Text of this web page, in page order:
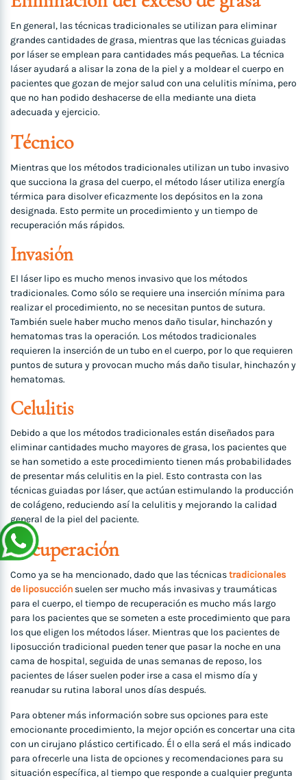
En general, las técnicas tradicionales se utilizan para eliminar
grandes cantidades de grasa, mientras que las técnicas guiadas
por láser se emplean para cantidades más pequeñas. La técnica
láser ayudará a alisar la zona de la piel y a moldear el cuerpo en
pacientes que gozan de mejor salud con una celulitis mínima, pero
que no han podido deshacerse de ella mediante una dieta
adecuada y ejercicio.
Técnico
Mientras que los métodos tradicionales utilizan un tubo invasivo
que succiona la grasa del cuerpo, el método láser utiliza energía
térmica para disolver eficazmente los depósitos en la zona
designada. Esto permite un procedimiento y un tiempo de
recuperación más rápidos.
Invasión
El láser lipo es mucho menos invasivo que los métodos
tradicionales. Como sólo se requiere una inserción mínima para
realizar el procedimiento, no se necesitan puntos de sutura.
También suele haber mucho menos daño tisular, hinchazón y
hematomas tras la operación. Los métodos tradicionales
requieren la inserción de un tubo en el cuerpo, por lo que requieren
puntos de sutura y provocan mucho más daño tisular, hinchazón y
hematomas.
Celulitis
Debido a que los métodos tradicionales están diseñados para
eliminar cantidades mucho mayores de grasa, los pacientes que
se han sometido a este procedimiento tienen más probabilidades
de presentar más celulitis en la piel. Esto contrasta con las
técnicas guiadas por láser, que actúan estimulando la producción
de colágeno, reduciendo así la celulitis y mejorando la calidad
general de la piel del paciente.
Recuperación
Como ya se ha mencionado, dado que las técnicastradicionales
de liposucción suelen ser mucho más invasivas y traumáticas
para el cuerpo, el tiempo de recuperación es mucho más largo
para los pacientes que se someten a este procedimiento que para
los que eligen los métodos láser. Mientras que los pacientes de
liposucción tradicional pueden tener que pasar la noche en una
cama de hospital, seguida de unas semanas de reposo, los
pacientes de láser suelen poder irse a casa el mismo día y
reanudar su rutina laboral unos días después.
Para obtener más información sobre sus opciones para este
emocionante procedimiento, la mejor opción es concertar una cita
con un cirujano plástico certificado. Él o ella será el más indicado
para ofrecerle una lista de opciones y recomendaciones para su
situación específica, al tiempo que responde a cualquier pregunta